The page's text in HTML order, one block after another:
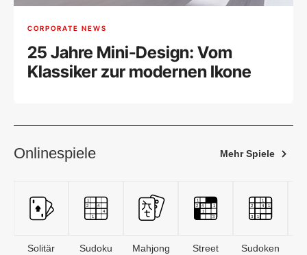
CORPORATE NEWS
25 Jahre Mini-Design: Vom
Klassiker zur modernen Ikone
Onlinespiele Mehr Spiele
Solitär Sudoku Mahjong Street Sudoken